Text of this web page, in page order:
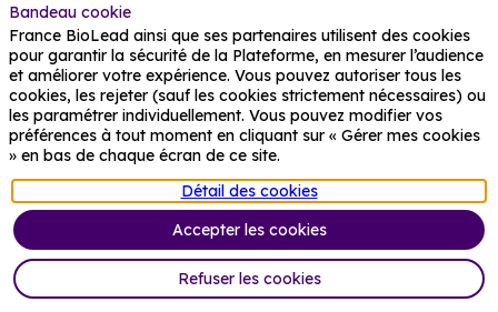
Vous devez être membre et connecté
pour accéder à cette fonctionnalité
Inscrivez-vous
Déjà membre ? Connectez-vous pour
avoir une expérience complète !
Bandeau cookie
France BioLead ainsi que ses partenaires utilisent des cookies
pour garantir la sécurité de la Plateforme, en mesurer l’audience
et améliorer votre expérience. Vous pouvez autoriser tous les
cookies, les rejeter (sauf les cookies strictement nécessaires) ou
les paramétrer individuellement. Vous pouvez modifier vos
préférences à tout moment en cliquant sur « Gérer mes cookies
» en bas de chaque écran de ce site.
Détail des cookies
Accepter les cookies
Refuser les cookies